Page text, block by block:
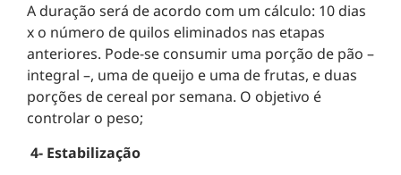
A duração será de acordo com um cálculo: 10 dias
x o número de quilos eliminados nas etapas
anteriores. Pode-se consumir uma porção de pão –
integral –, uma de queijo e uma de frutas, e duas
porções de cereal por semana. O objetivo é
controlar o peso;
4- Estabilização